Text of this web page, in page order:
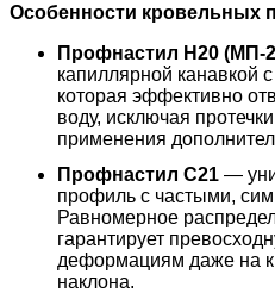
Особенности кровельных
Профнастил Н20 (МП-
капиллярной канавкой
которая эффективно
воду, исключая
применения
Профнастил С21 —
профиль с частыми,
Равномерное
гарантирует
деформациям даже на
наклона.